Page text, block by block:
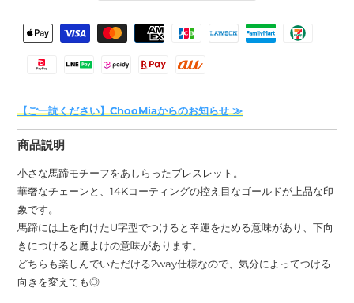
カ
ー
品
を
追
加
す
る
決
済
【ご一読ください】ChooMiaからのお知らせ ≫
商品説明
小さな馬蹄モチーフをあしらったブレスレット。
華奢なチェーンと、14Kコーティングの控え目なゴールドが上品な印
象です。
馬蹄には 上を向けたU字型でつけると幸運をためる意味があり、下向
きにつけると魔よけの意味があります。
どちらも楽しんでいただける2way仕様なので、気分によってつける
向きを変えても◎